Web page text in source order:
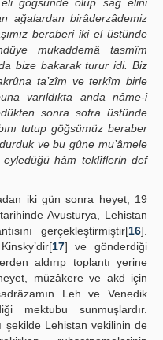
ağalardan birâderzâdemiz
beraberi iki el üstünde
mukaddemâ tasmîm
bize bakarak turur idi. Biz
ta’zîm ve terkîm birle
varıldıkta anda nâme-i
sonra sofra üstünde
tutup göğsümüz beraber
ve bu gûne mu’âmele
eyledüğü hâm teklîflerin def
iki gün sonra heyet, 19
Avusturya, Lehistan
gerçekleştirmiştir[16].
17] ve gönderdiği
aldırıp toplantı yerine
müzâkere ve akd için
Leh ve Venedik
mektubu sunmuşlardır.
şekilde Lehistan vekilinin de